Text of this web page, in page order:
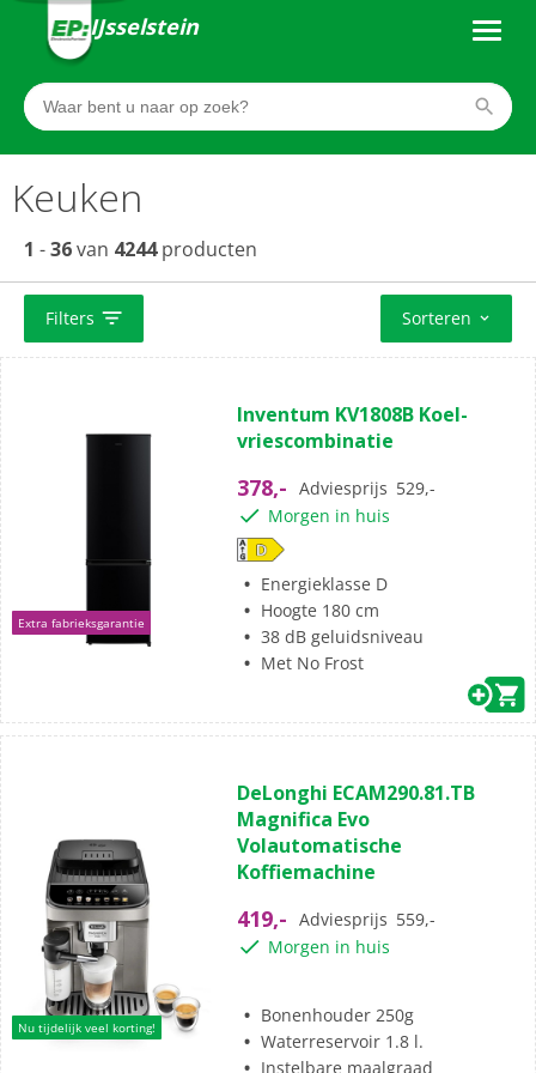
IJsselstein
Keuken
1 -36van 4244producten
Filters Sorteren
Extra fabrieksgarantie
Inventum KV1808B Koel-
vriescombinatie
378,- Adviesprijs 529,-
Morgen in huis
Energieklasse D
Hoogte 180 cm
38 dB geluidsniveau
Met No Frost
Nu tijdelijk veel korting!
DeLonghi ECAM290.81.TB
Magnifica Evo
Volautomatische
Koffiemachine
419,- Adviesprijs 559,-
Morgen in huis
Bonenhouder 250g
Waterreservoir 1.8 l.
Instelbare maalgraad